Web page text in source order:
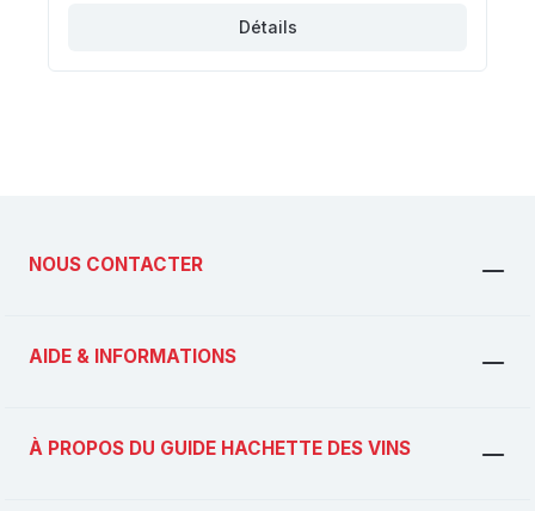
Détails
NOUS CONTACTER
AIDE & INFORMATIONS
À PROPOS DU GUIDE HACHETTE DES VINS